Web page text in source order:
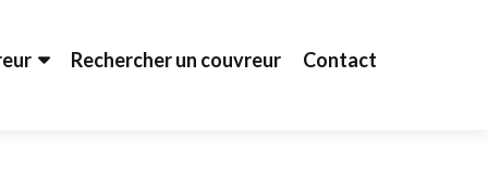
Rechercher un couvreur Contact